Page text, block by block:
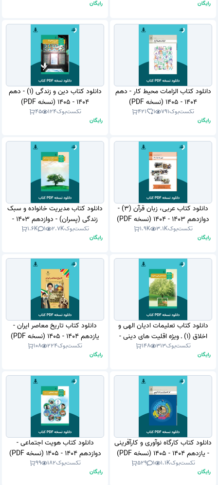
رایگان رایگان
دانلود کتاب الزامات محیط کار - دهم
1404 - 1405 (نسخه PDF)
تکست‌بوک791
1
421
رایگان
دانلود کتاب دین و زندگی (1) - دهم
1404 - 1405 (نسخه PDF)
تکست‌بوک124
45
رایگان
دانلود کتاب عربی، زبان قرآن (3) -
دوازدهم 1403 - 1404 (نسخه PDF)
تکست‌بوک3.1K
1.9K
رایگان
دانلود کتاب مدیریت خانواده و سبک
زندگی (پسران) - دوازدهم 1403 -
1404 (نسخه PDF)
تکست‌بوک2.7K
1
1.6K
رایگان
دانلود کتاب تعلیمات ادیان الهی و
اخلاق (1) ـ ویژه اقلیت های دینی -
دهم 1403 - 1404 (نسخه PDF)تکست‌بوک313
148
رایگان
دانلود کتاب تاریخ معاصر ایران -
یازدهم 1404 - 1405 (نسخه PDF)
تکست‌بوک224
108
رایگان
دانلود کتاب کارگاه نوآوری و کارآفرینی
- یازدهم 1404 - 1405 (نسخه PDF)
تکست‌بوک1.1K
1
529
رایگان
دانلود کتاب هویت اجتماعی -
دوازدهم 1404 - 1405 (نسخه PDF)
تکست‌بوک182
99
رایگان